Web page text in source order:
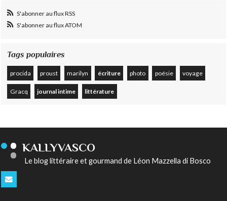
S'abonner au flux RSS
S'abonner au flux ATOM
Tags populaires
procida proust marilyn écriture photo poésie voyage
Gracq journal intime littérature
KALLYVASCO
Le blog littéraire et gourmand de Léon Mazzella di Bosco